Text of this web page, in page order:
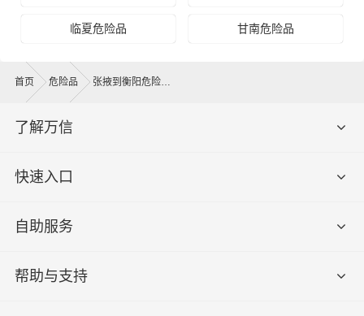
什么是提货费用（也称接货费、取货费、上门提货费）？
物流公司安排车辆上门把货物运送到专线运输商进行配载
过程中产生的费用称为提货费。提货过程是发货时很重要
的环节，要确认件数、重量、体积、包装、收货信息等物
流基本信息。
即送货上门费用。物流公司安排车辆把货物从衡阳物流集
散地运送到指定的收货地点，期间产生的费用称为送货
务理念，凭借张掖至衡阳物流的优质平台，始终致力于为
临夏危险品 甘南危险品
首页 危险品 张掖到衡阳危险品运输公司
了解万信
快速入口
自助服务
帮助与支持